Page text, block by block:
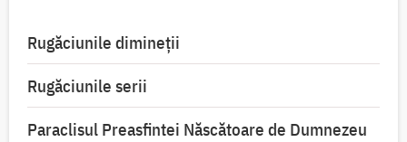
Rugăciunile dimineții
Rugăciunile serii
Paraclisul Preasfintei Născătoare de Dumnezeu